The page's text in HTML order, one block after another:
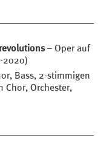
– Oper auf
2020)
Bass, 2-stimmigen
Chor, Orchester,